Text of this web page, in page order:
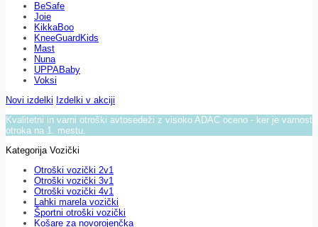
BeSafe
Joie
KikkaBoo
KneeGuardKids
Mast
Nuna
UPPABaby
Voksi
Novi izdelki Izdelki v akciji
Kvalitetni in varni otroški avtosedeži z visoko ADAC oceno - ker je varnost
otroka na 1. mestu.
Kategorija Vozički
Otroški vozički 2v1
Otroški vozički 3v1
Otroški vozički 4v1
Lahki marela vozički
Športni otroški vozički
Košare za novorojenčka